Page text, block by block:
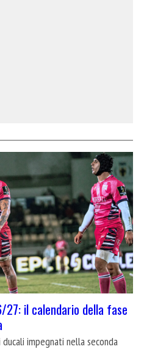
27: il calendario della fase
impegnati nella seconda